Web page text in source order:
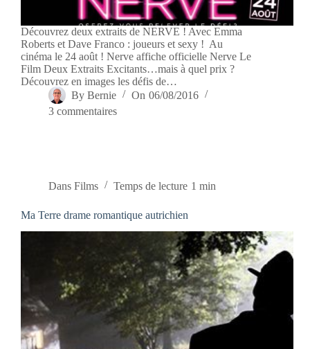
Découvrez deux extraits de NERVE ! Avec Emma
Roberts et Dave Franco : joueurs et sexy ! Au
cinéma le 24 août ! Nerve affiche officielle Nerve Le
Film Deux Extraits Excitants…mais à quel prix ?
Découvrez en images les défis de…
By Bernie On 06/08/2016
3 commentaires
Dans Films Temps de lecture 1 min
Ma Terre drame romantique autrichien